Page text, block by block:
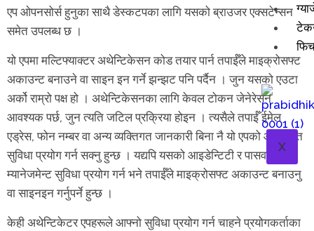
X
एप ओपनसोर्स हुनुका साथै डेस्कटपका लागि यसको ब्राउजर एक्सटेन्सन
समेत उपलब्ध छ ।
यो एपमा मल्टिफ्याक्टर अथेन्टिकेसन कोड तयार पार्न तपाईँले माइक्रोसफ्ट
अकाउन्ट बनाउने वा साइन इन गर्ने झन्झट पनि पर्दैन । जुन यसको एउटा
अर्को राम्रो पक्ष हो । अथेन्टिकेसनका लागि केवल टोकन जेनेरेसन
आवश्यक पर्छ, जुन त्यति जटिल प्रक्रिया होइन । त्यसैले तपाईँ ईमेल
एड्रेस, फोन नम्बर वा अन्य व्यक्तिगत जानकारी बिना नै यो एपको आधारभूत
सुविधा प्रयोग गर्न सक्नु हुन्छ । यद्यपि यसको आइडेन्टिटी र पासवर्ड
म्यानेजमेन्ट सुविधा प्रयोग गर्न भने तपाईँले माइक्रोसफ्ट अकाउन्ट बनाउनु
वा साइनइन गर्नुपर्ने हुन्छ ।
केही अथेन्टिकेटर एपहरूले आफ्नो सुविधा प्रयोग गर्न चाहने प्रयोगकर्ताका